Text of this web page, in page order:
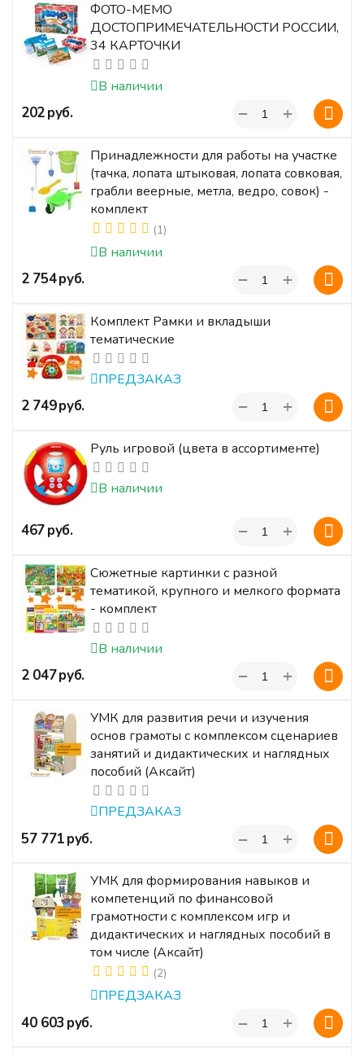
ФОТО-МЕМО
ДОСТОПРИМЕЧАТЕЛЬНОСТИ РОССИИ,
34 КАРТОЧКИ
В наличии
‍202‍руб. +
−
Принадлежности для работы на участке
(тачка, лопата штыковая, лопата совковая,
грабли веерные, метла, ведро, совок) -
комплект
(1)
В наличии
‍2 754‍руб. +
−
Комплект Рамки и вкладыши
тематические
ПРЕДЗАКАЗ
‍2 749‍руб. +
−
Руль игровой (цвета в ассортименте)
В наличии
‍467‍руб. +
−
Сюжетные картинки с разной
тематикой, крупного и мелкого формата
- комплект
В наличии
‍2 047‍руб. +
−
УМК для развития речи и изучения
основ грамоты с комплексом сценариев
занятий и дидактических и наглядных
пособий (Аксайт)
ПРЕДЗАКАЗ
‍57 771‍руб. +
−
УМК для формирования навыков и
компетенций по финансовой
грамотности с комплексом игр и
дидактических и наглядных пособий в
том числе (Аксайт)
(2)
ПРЕДЗАКАЗ
‍40 603‍руб. +
−